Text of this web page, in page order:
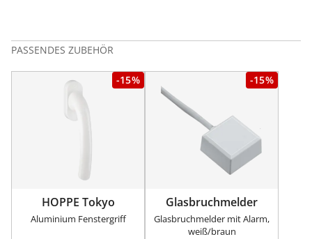
PASSENDES ZUBEHÖR
-15%
HOPPE Tokyo
Aluminium Fenstergriff
-15%
Glasbruchmelder
Glasbruchmelder mit Alarm,
weiß/braun